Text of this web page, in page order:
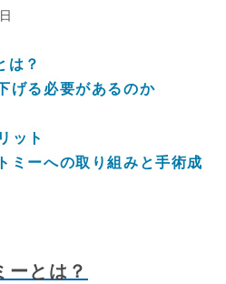
は？
げる必要があるのか
ット
ミーへの取り組みと手術成
ーとは？